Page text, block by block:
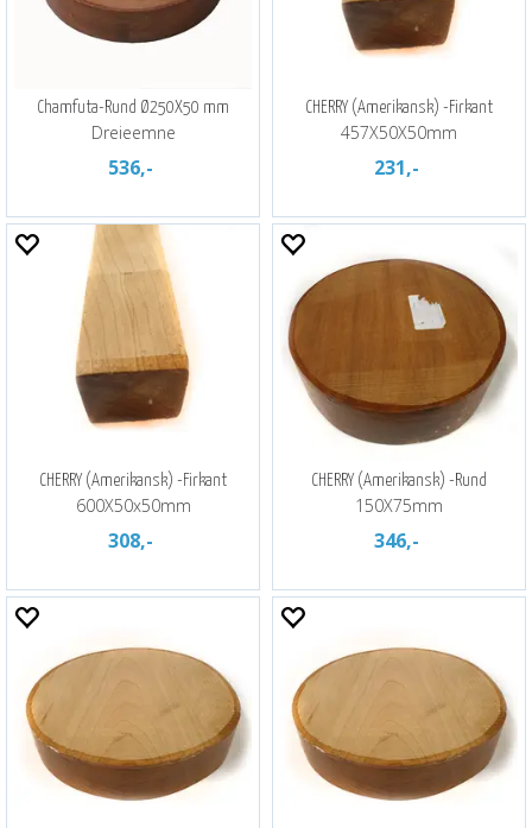
Chamfuta-Rund Ø250X50 mm
Dreieemne
536,-
CHERRY (Amerikansk) -Firkant
457X50X50mm
231,-
CHERRY (Amerikansk) -Firkant
600X50x50mm
308,-
CHERRY (Amerikansk) -Rund
150X75mm
346,-